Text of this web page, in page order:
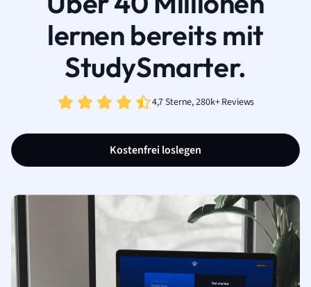
lernen bereits mit
StudySmarter.
4,7 Sterne, 280k+ Reviews
Kostenfrei loslegen